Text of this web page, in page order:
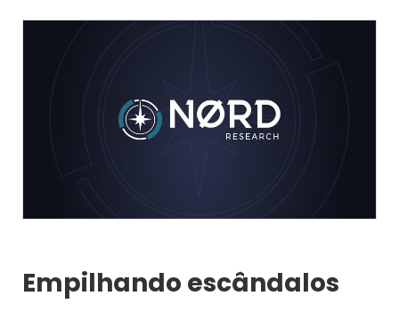
Empilhando escândalos